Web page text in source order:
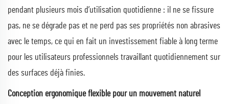
pendant plusieurs mois d’utilisation quotidienne : il ne se fissure
pas, ne se dégrade pas et ne perd pas ses propriétés non abrasives
avec le temps, ce qui en fait un investissement fiable à long terme
pour les utilisateurs professionnels travaillant quotidiennement sur
des surfaces déjà finies.
Conception ergonomique flexible pour un mouvement naturel